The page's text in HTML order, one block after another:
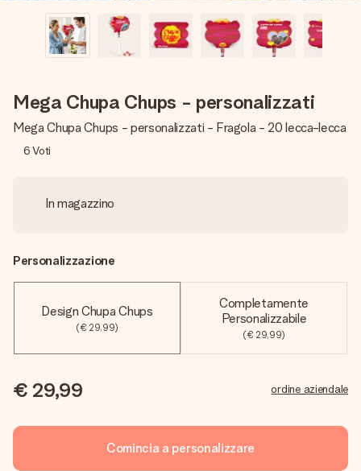
Mega Chupa Chups - personalizzati
Mega Chupa Chups - personalizzati - Fragola - 20 lecca-lecca
6 Voti
In magazzino
Personalizzazione
Design Chupa Chups
(€ 29,99)
Completamente
Personalizzabile
(€ 29,99)
€ 29,99 ordine aziendale
Comincia a personalizzare